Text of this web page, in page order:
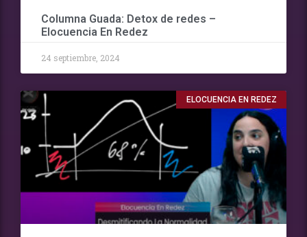
Columna Guada: Detox de redes –
Elocuencia En Redez
24 septiembre, 2024
ELOCUENCIA EN REDEZ